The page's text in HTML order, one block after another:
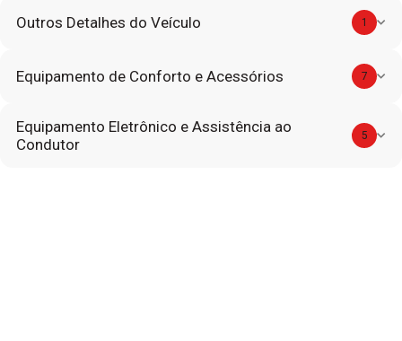
Outros Detalhes do Veículo 1
Equipamento de Conforto e Acessórios 7
Equipamento Eletrônico e Assistência ao
Condutor
5